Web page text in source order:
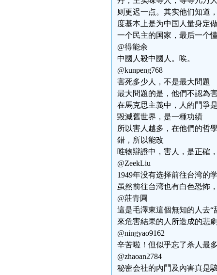
则更迟一点。其实他们知道
度基本上是为中国人量身定
一个民主的国家，最后一个
@得能余
中國人殺中國人。唉。
@kunpeng768
害死多少人，不是最大問題
最大問題的是，他們不認為
在馬克思主義中，人的鬥爭
毀滅舊世界，是一種功績
所以害人越多，在他們的哲
錯，所以能改
唯物辯證中，害人，是正確
@ZeekLiu
1949年没有选择前往台湾的
虽然前往台湾也有白色恐怖
@莊青圓
這是毛澤東這個無知的人去
來危害結果的人所造成的悲
@ningyao9162
辛苦啦！但似乎忘了杀人最
@zhaoan2784
秘密会社的內鬥及內害真是